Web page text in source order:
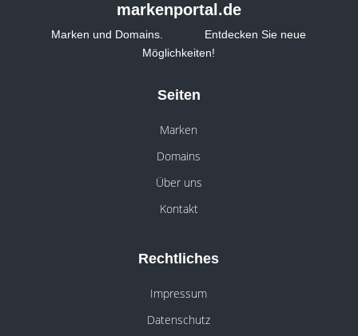
markenportal.de
Marken und Domains. Entdecken Sie neue
Möglichkeiten!
Seiten
Marken
Domains
Über uns
Kontakt
Rechtliches
Impressum
Datenschutz